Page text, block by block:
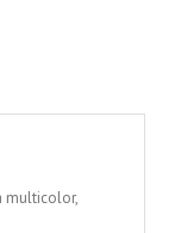
multicolor,